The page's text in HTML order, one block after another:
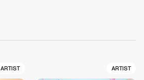
ARTIST ARTIST